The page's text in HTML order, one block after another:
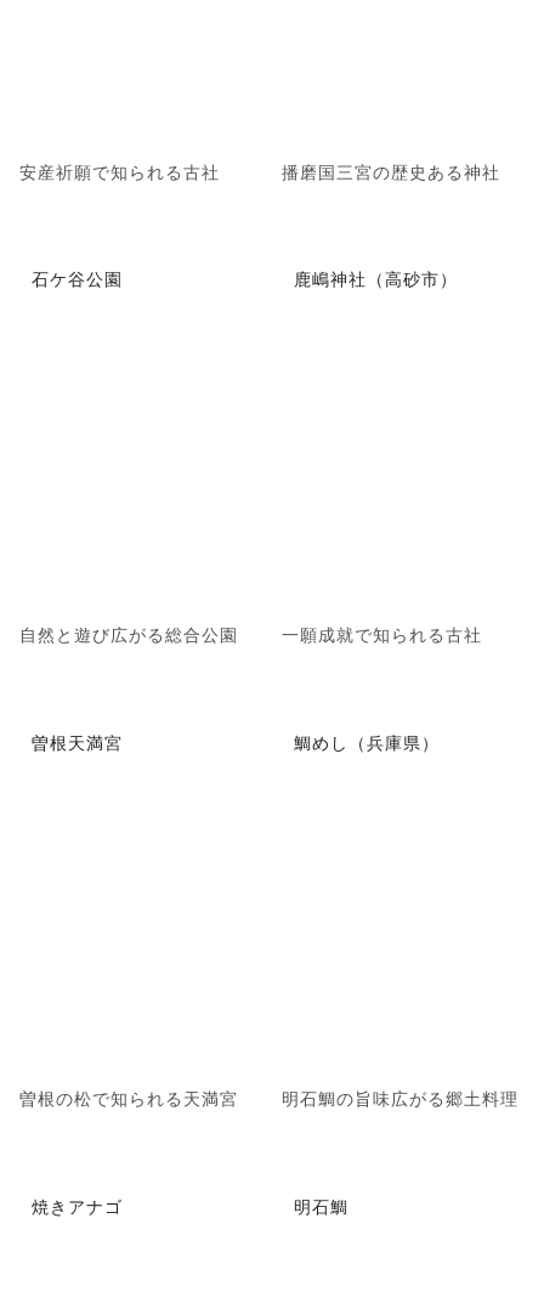
安産祈願で知られる古社 播磨国三宮の歴史ある神社
石ケ谷公園
自然と遊び広がる総合公園
鹿嶋神社（高砂市）
一願成就で知られる古社
曽根天満宮
曽根の松で知られる天満宮
鯛めし（兵庫県）
明石鯛の旨味広がる郷土料理
焼きアナゴ 明石鯛